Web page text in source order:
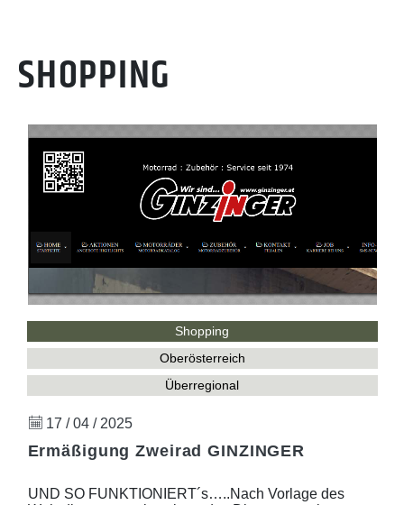
SHOPPING
Shopping
Oberösterreich
Überregional
17 / 04 / 2025
Ermäßigung Zweirad GINZINGER
UND SO FUNKTIONIERT´s…..Nach Vorlage des